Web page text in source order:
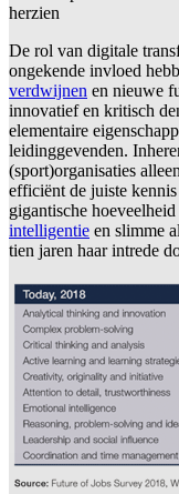
herzien
De rol van digitale
ongekende invloed
verdwijnen en nieuwe
innovatief en kritisch
elementaire
leidinggevenden.
(sport)organisaties
efficiënt de juiste
gigantische
intelligentie en slimme
tien jaren haar intrede